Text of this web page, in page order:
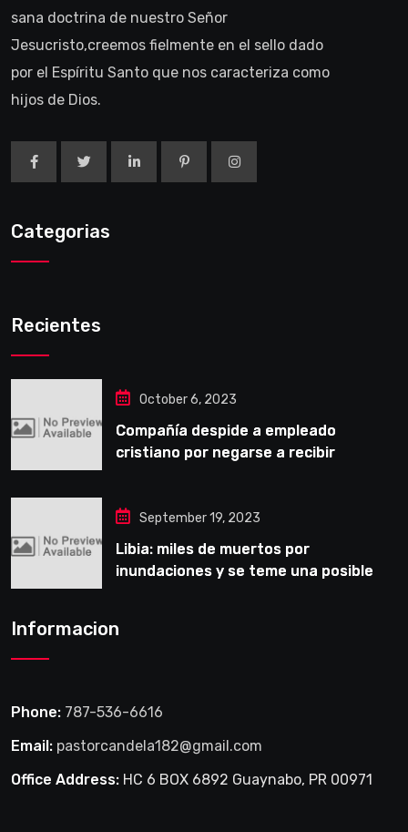
sana doctrina de nuestro Señor
Jesucristo,creemos fielmente en el sello dado
por el Espíritu Santo que nos caracteriza como
hijos de Dios.
Categorias
Recientes
October 6, 2023
Compañía despide a empleado
cristiano por negarse a recibir
September 19, 2023
Libia: miles de muertos por
inundaciones y se teme una posible
Informacion
Phone: 787-536-6616
Email: pastorcandela182@gmail.com
Office Address: HC 6 BOX 6892 Guaynabo, PR 00971